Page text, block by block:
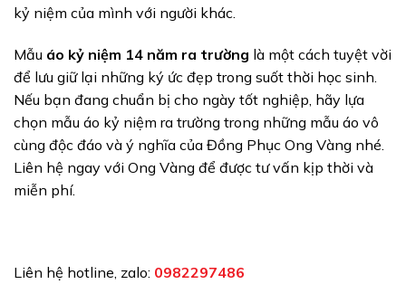
kỷ niệm của mình với người khác.
Mẫu áo kỷ niệm 14 năm ra trường là một cách tuyệt vời
để lưu giữ lại những ký ức đẹp trong suốt thời học sinh.
Nếu bạn đang chuẩn bị cho ngày tốt nghiệp, hãy lựa
chọn mẫu áo kỷ niệm ra trường trong những mẫu áo vô
cùng độc đáo và ý nghĩa của Đồng Phục Ong Vàng nhé.
Liên hệ ngay với Ong Vàng để được tư vấn kịp thời và
miễn phí.
Liên hệ hotline, zalo: 0982297486